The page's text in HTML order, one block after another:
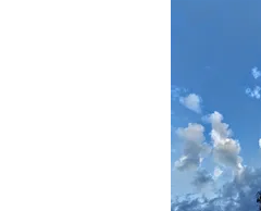
らあっという間に秋に突入し